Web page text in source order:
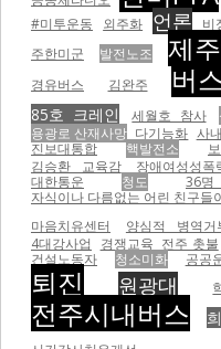
#미투운동
외주화 언론 비
주한미군
발전노조 제
경유버스
김완주 버
85호 크레인 세월호 참사
용광로 산재사망 다기능화 사
진보대통합
핵발전소
김승환 교육감
장애여성성폭
대한통운
청도 36
자식이나 다름없는 어린 친구
마음치유센터
양심적 병역거
4대강사업 경쟁교육 전주 촛불
건설노동자
청소미화 공공
퇴진 원광대
전주시내버스